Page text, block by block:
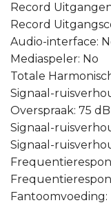
Record
Record
Audio-interface:
Mediaspeler: No
Totale
Signaal-
Overspraak: 75
Signaal-
Signaal-
Fantoomvoeding: